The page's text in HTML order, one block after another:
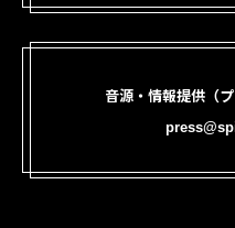
音源・情報提供（